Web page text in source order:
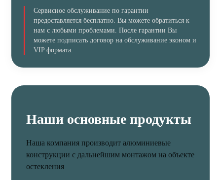
Сервисное обслуживание по гарантии
предоставляется бесплатно. Вы можете обратиться к
нам с любыми проблемами. После гарантии Вы
можете подписать договор на обслуживание эконом и
VIP формата.
Наши основные продукты
Наша компания производит алюминиевые
конструкции с дальнейшим монтажом на объекте
остекления